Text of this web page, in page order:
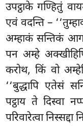
उपट्ठाके गण्हितुं
एवं वदन्ति –
अम्हाकं सन्तिकं
पन अम्हे
करोथ, किं वो
‘‘बुद्धापि एतेसं
पट्ठाय ते दिस्वा
परिवारेत्वा निस्सद्दा